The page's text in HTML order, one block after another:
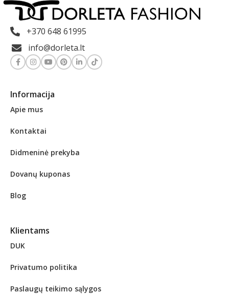
+370 648 61995
info@dorleta.lt
Informacija
Apie mus
Kontaktai
Didmeninė prekyba
Dovanų kuponas
Blog
Klientams
DUK
Privatumo politika
Paslaugų teikimo sąlygos